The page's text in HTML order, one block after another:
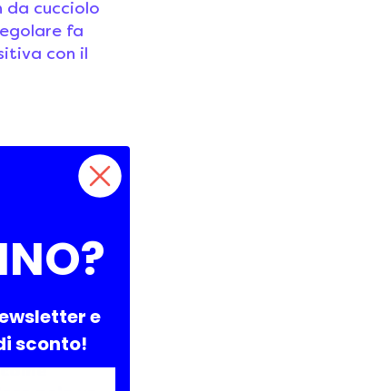
da cucciolo
fa
con il
di vita del
sui prodotti
di libera
agli
e
sconto!